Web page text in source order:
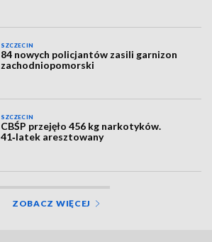
SZCZECIN
84 nowych policjantów zasili garnizon
zachodniopomorski
SZCZECIN
CBŚP przejęło 456 kg narkotyków.
41‑latek aresztowany
ZOBACZ WIĘCEJ